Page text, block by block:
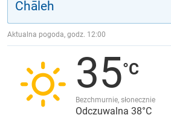
JAKOŚĆ POWIETRZA
Aktualna pogoda, godz. 12:00
35
Bezchmurnie, słonecznie
Odczuwalna 38°C